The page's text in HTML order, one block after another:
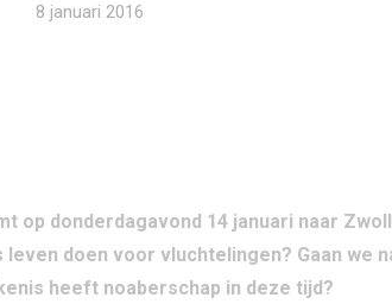
8 januari 2016
op donderdagavond 14 januari naar
leven doen voor vluchtelingen? Gaan we
heeft noaberschap in deze tijd?